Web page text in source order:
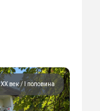
ХХ век / I половина